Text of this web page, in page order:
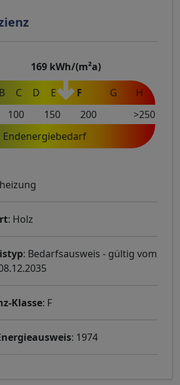
B C D E F G H
169 kWh/(m²a)
100 150 200
>250
Endenergiebedarf
: Holz
: Bedarfsausweis - gültig vom
Klasse: F
: 1974